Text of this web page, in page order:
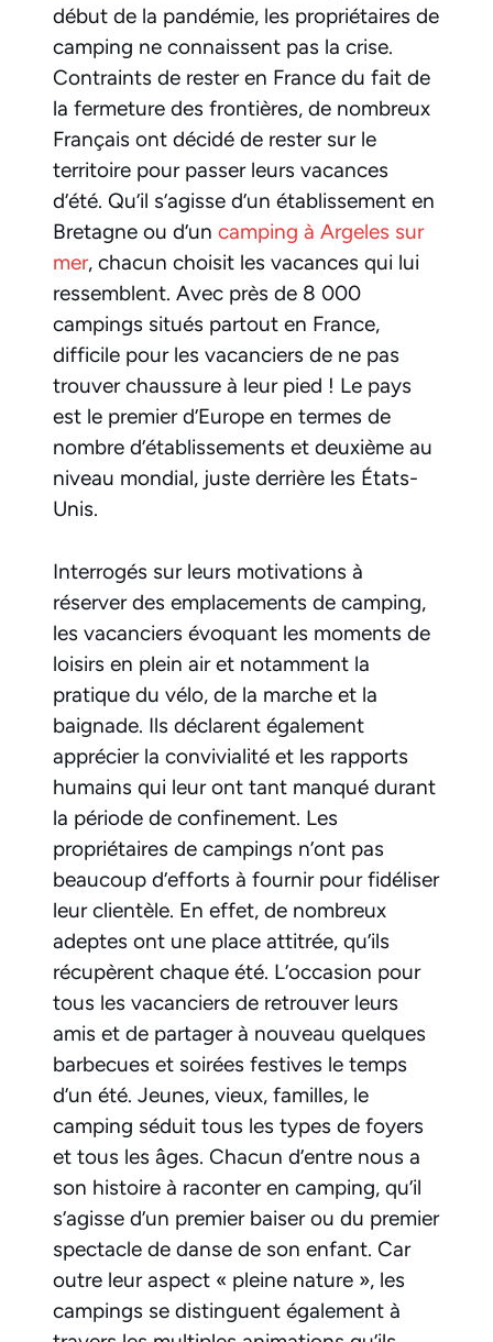
début de la pandémie, les propriétaires de
camping ne connaissent pas la crise.
Contraints de rester en France du fait de
la fermeture des frontières, de nombreux
Français ont décidé de rester sur le
territoire pour passer leurs vacances
d’été. Qu’il s’agisse d’un établissement en
Bretagne ou d’un camping à Argeles sur
mer, chacun choisit les vacances qui lui
ressemblent. Avec près de 8 000
campings situés partout en France,
difficile pour les vacanciers de ne pas
trouver chaussure à leur pied ! Le pays
est le premier d’Europe en termes de
nombre d’établissements et deuxième au
niveau mondial, juste derrière les États-
Unis.
Interrogés sur leurs motivations à
réserver des emplacements de camping,
les vacanciers évoquant les moments de
loisirs en plein air et notamment la
pratique du vélo, de la marche et la
baignade. Ils déclarent également
apprécier la convivialité et les rapports
humains qui leur ont tant manqué durant
la période de confinement. Les
propriétaires de campings n’ont pas
beaucoup d’efforts à fournir pour fidéliser
leur clientèle. En effet, de nombreux
adeptes ont une place attitrée, qu’ils
récupèrent chaque été. L’occasion pour
tous les vacanciers de retrouver leurs
amis et de partager à nouveau quelques
barbecues et soirées festives le temps
d’un été. Jeunes, vieux, familles, le
camping séduit tous les types de foyers
et tous les âges. Chacun d’entre nous a
son histoire à raconter en camping, qu’il
s’agisse d’un premier baiser ou du premier
spectacle de danse de son enfant. Car
outre leur aspect « pleine nature », les
campings se distinguent également à